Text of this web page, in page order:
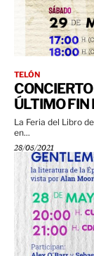
TELÓN
ÚLTIMO
La Feria del Libro
en...
28/05/2021